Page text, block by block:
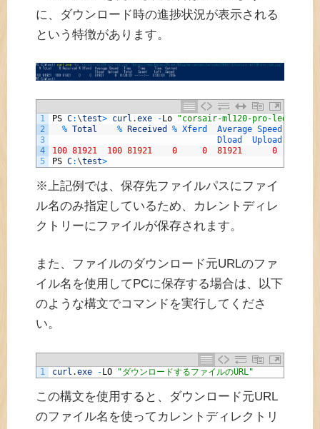
に、ダウンロード時の進捗状況が表示される
という特徴があります。
1
2
3
4
5
PS C:\test> curl .exe - Lo "corsair-ml120-pro-led.jpg"
% Total % Received % Xferd Average Speed
Dload Upload
100 81921 100 81921 0 0 81921 0
PS C:\test>
※上記例では、保存先ファイルパスにファイ
ル名のみ指定しているため、カレントディレ
クトリーにファイルが保存されます。
また、ファイルのダウンロード元URLのファ
イル名を使用してPCに保存する場合は、以下
のような構文でコマンドを実行してくださ
い。
1 curl .exe - LO "ダウンロードするファイルのURL"
この構文を使用すると、ダウンロード元URL
のファイル名を使ってカレントディレクトリ